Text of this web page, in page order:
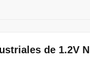
de 1.2V